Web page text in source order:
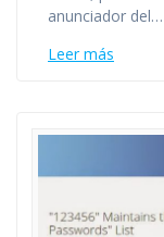
anunciador del…
Leer más